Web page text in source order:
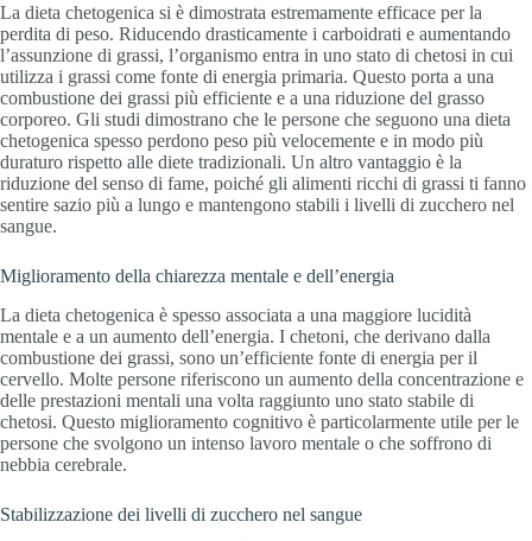
La dieta chetogenica si è dimostrata estremamente efficace per la
perdita di peso. Riducendo drasticamente i carboidrati e aumentando
l’assunzione di grassi, l’organismo entra in uno stato di chetosi in cui
utilizza i grassi come fonte di energia primaria. Questo porta a una
combustione dei grassi più efficiente e a una riduzione del grasso
corporeo. Gli studi dimostrano che le persone che seguono una dieta
chetogenica spesso perdono peso più velocemente e in modo più
duraturo rispetto alle diete tradizionali. Un altro vantaggio è la
riduzione del senso di fame, poiché gli alimenti ricchi di grassi ti fanno
sentire sazio più a lungo e mantengono stabili i livelli di zucchero nel
sangue.
Miglioramento della chiarezza mentale e dell’energia
La dieta chetogenica è spesso associata a una maggiore lucidità
mentale e a un aumento dell’energia. I chetoni, che derivano dalla
combustione dei grassi, sono un’efficiente fonte di energia per il
cervello. Molte persone riferiscono un aumento della concentrazione e
delle prestazioni mentali una volta raggiunto uno stato stabile di
chetosi. Questo miglioramento cognitivo è particolarmente utile per le
persone che svolgono un intenso lavoro mentale o che soffrono di
nebbia cerebrale.
Stabilizzazione dei livelli di zucchero nel sangue